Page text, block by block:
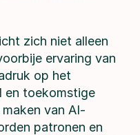
zich niet alleen
ervaring van
op het
en toekomstige
van AI-
patronen en